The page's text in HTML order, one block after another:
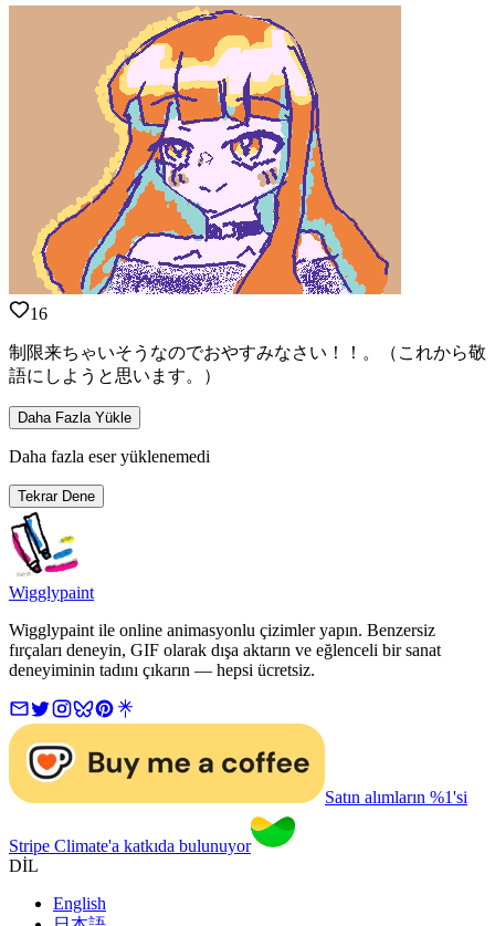
16
制限来ちゃいそうなのでおやすみなさい！！。（これから敬
語にしようと思います。）
Daha Fazla Yükle
Daha fazla eser yüklenemedi
Tekrar Dene
Wigglypaint
Wigglypaint ile online animasyonlu çizimler yapın. Benzersiz
fırçaları deneyin, GIF olarak dışa aktarın ve eğlenceli bir sanat
deneyiminin tadını çıkarın — hepsi ücretsiz.
Satın alımların %1'si
Stripe Climate'a katkıda bulunuyor
DİL
English